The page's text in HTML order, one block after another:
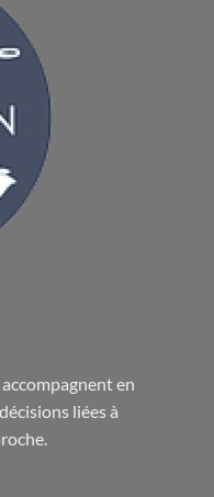
en
liées à